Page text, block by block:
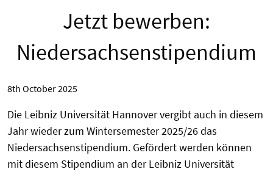
Jetzt bewerben:
Niedersachsenstipendium
8th October 2025
Die Leibniz Universität Hannover vergibt auch in diesem
Jahr wieder zum Wintersemester 2025/26das
Niedersachsenstipendium. Gefördert werden können
mit diesem Stipendium an der Leibniz Universität